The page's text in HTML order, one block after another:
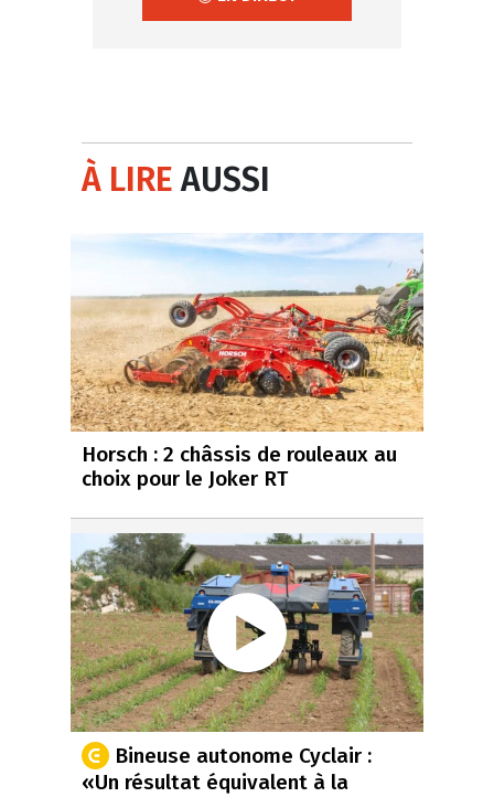
À LIREAUSSI
Horsch : 2 châssis de rouleaux au
choix pour le Joker RT
Bineuse autonome Cyclair :
«Un résultat équivalent à la